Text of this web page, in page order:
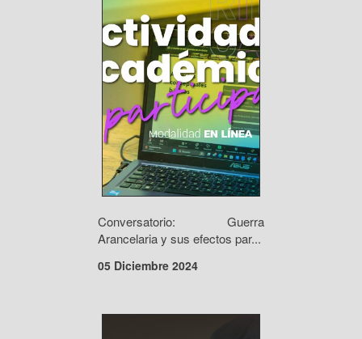
Conversatorio: Guerra
Arancelaria y sus efectos par...
05 Diciembre 2024